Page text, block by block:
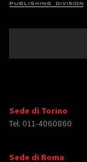
Sede di Torino
Tel: 011-4060860
Sede di Roma